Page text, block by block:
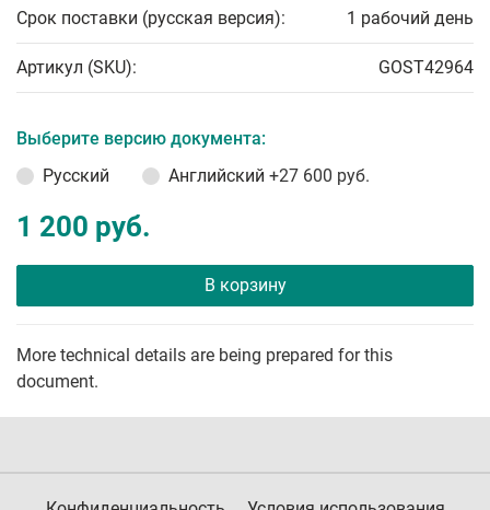
Срок поставки (русская версия): 1 рабочий день
Артикул (SKU): GOST42964
Выберите версию документа:
Русский
Английский +27 600 руб.
1 200 руб.
В корзину
More technical details are being prepared for this
document.